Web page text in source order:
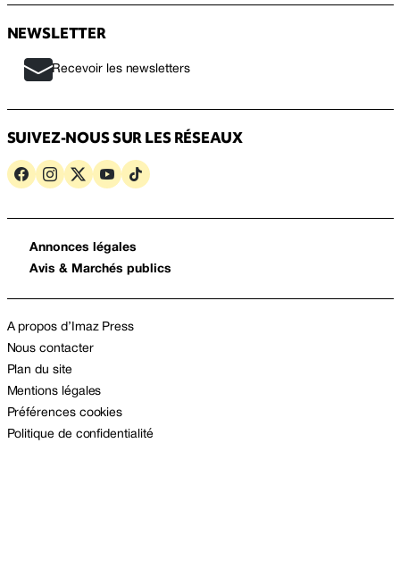
NEWSLETTER
Recevoir les newsletters
SUIVEZ-NOUS SUR LES RÉSEAUX
Annonces légales
Avis & Marchés publics
A propos d’Imaz Press
Nous contacter
Plan du site
Mentions légales
Préférences cookies
Politique de confidentialité